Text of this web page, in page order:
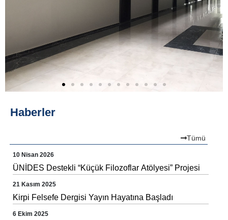
AKREDITASYON – KALİTE
İLETIŞIM
MEMNUNIYET ANKETLERI
Haberler
Tümü
10 Nisan 2026
ÜNİDES Destekli “Küçük Filozoflar Atölyesi” Projesi
21 Kasım 2025
Kirpi Felsefe Dergisi Yayın Hayatına Başladı
6 Ekim 2025